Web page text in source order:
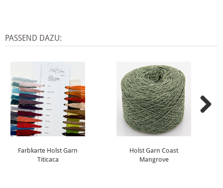
PASSEND DAZU:
Farbkarte Holst Garn
Titicaca
Holst Garn Coast
Mangrove